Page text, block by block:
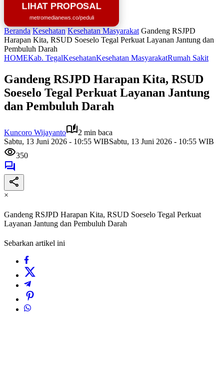
LIHAT PROPOSAL
metromedianews.co/peduli
Beranda Kesehatan Kesehatan Masyarakat Gandeng RSJPD
Harapan Kita, RSUD Soeselo Tegal Perkuat Layanan Jantung dan
Pembuluh Darah
HOMEKab. TegalKesehatanKesehatan MasyarakatRumah Sakit
Gandeng RSJPD Harapan Kita, RSUD
Soeselo Tegal Perkuat Layanan Jantung
dan Pembuluh Darah
Kuncoro Wijayanto
2 min baca
Sabtu, 13 Juni 2026 - 10:55 WIBSabtu, 13 Juni 2026 - 10:55 WIB
350
×
Gandeng RSJPD Harapan Kita, RSUD Soeselo Tegal Perkuat
Layanan Jantung dan Pembuluh Darah
Sebarkan artikel ini